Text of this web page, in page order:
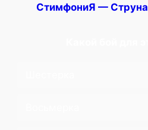
СтимфониЯ — Струна